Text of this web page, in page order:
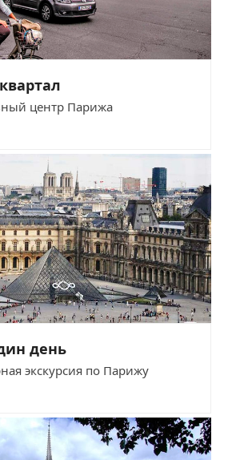
центр Парижа
день
экскурсия по Парижу